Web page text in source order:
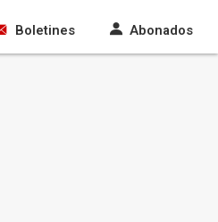
Boletines Abonados